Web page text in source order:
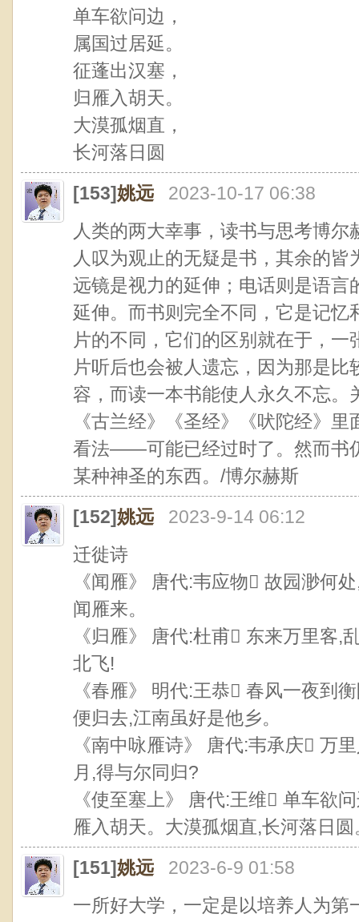
单车欲问边，
属国过居延。
征蓬出汉塞，
归雁入胡天。
大漠孤烟直，
长河落日圆
[153]姚远
2023-10-17 06:38
人类的两大幸事，读书与思考博
人叹为观止的无疑是书，其余的
远镜是视力的延伸；电话则是语
延伸。而书则完全不同，它是记
片的不同，它们的区别就在于，
片听后也会被人遗忘，因为那是
容，而读一本书能使人永久不忘
《古兰经》《圣经》《吠陀经》
看法——可能已经过时了。然而书
某种神圣的东西。/博尔赫斯
[152]姚远
2023-9-14 06:12
迁徙诗
《闻雁》 唐代:韦应物 故园渺何
闻雁来。
《归雁》 唐代:杜甫 东来万里客,
北飞!
《春雁》 明代:王恭 春风一夜到
便归去,江南虽好是他乡。
《南中咏雁诗》 唐代:韦承庆 万
月,得与尔同归?
《使至塞上》 唐代:王维 单车欲
雁入胡天。大漠孤烟直,长河落日
[151]姚远
2023-6-9 01:58
一所好大学，一定是以培养人为第